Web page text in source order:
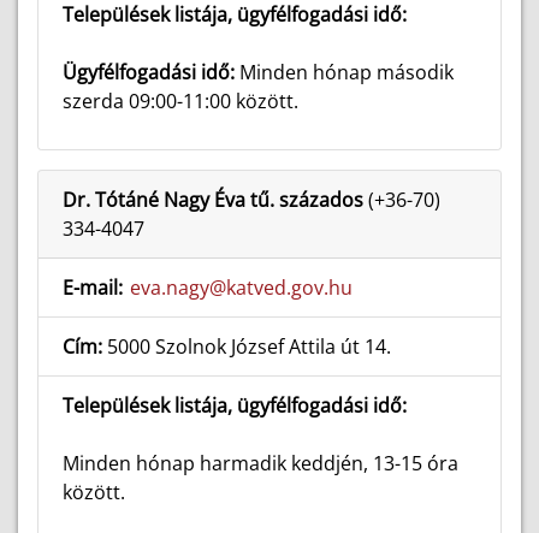
Települések listája, ügyfélfogadási idő:
Ügyfélfogadási idő: Minden hónap második
szerda 09:00-11:00 között.
Dr. Tótáné Nagy Éva tű. százados(+36-70)
334-4047
E-mail: eva.nagy@katved.gov.hu
Cím: 5000 Szolnok József Attila út 14.
Települések listája, ügyfélfogadási idő:
Minden hónap harmadik keddjén, 13-15 óra
között.